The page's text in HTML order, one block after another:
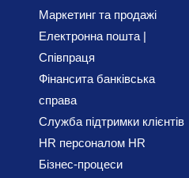
Маркетинг та продажі
Електронна пошта |
Співпраця
Фінансита банківська
справа
Служба підтримки клієнтів
HR персоналом HR
Бізнес-процеси